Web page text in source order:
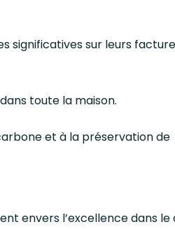
significatives sur leurs
toute la maison.
et à la préservation de
envers l’excellence dans le